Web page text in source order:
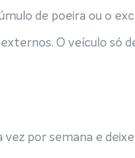
de poeira ou o
O veículo só
vez por semana e